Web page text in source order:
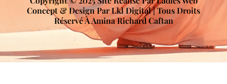
Concept & Design Par Lkl Digital | Tous Droits
Réservé À Amina Richard Caftan